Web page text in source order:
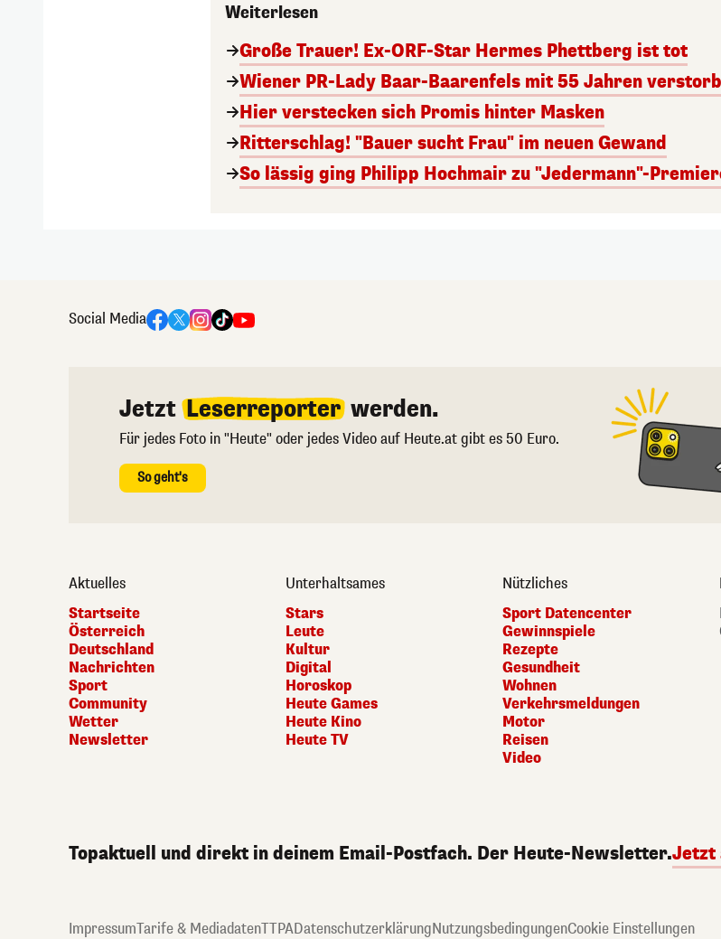
Weiterlesen
Große Trauer! Ex-ORF-Star Hermes Phettberg ist tot
Wiener PR-Lady Baar-Baarenfels mit 55 Jahren
Hier verstecken sich Promis hinter Masken
Ritterschlag! "Bauer sucht Frau" im neuen Gewand
So lässig ging Philipp Hochmair zu "Jedermann"-
Social Media
Jetzt Leserreporter werden.
Für jedes Foto in "Heute" oder jedes Video auf Heute.at gibt es 50 Euro.
So geht's
Aktuelles
Startseite
Österreich
Deutschland
Nachrichten
Sport
Community
Wetter
Newsletter
Unterhaltsames
Stars
Leute
Kultur
Digital
Horoskop
Heute Games
Heute Kino
Heute TV
Nützliches
Sport Datencenter
Gewinnspiele
Rezepte
Gesundheit
Wohnen
Verkehrsmeldungen
Motor
Reisen
Video
Topaktuell und direkt in deinem Email-Postfach. Der Heute-Newsletter.Jetzt
ImpressumTarife & MediadatenTTPADatenschutzerklärungNutzungsbedingungenCookie Einstellungen